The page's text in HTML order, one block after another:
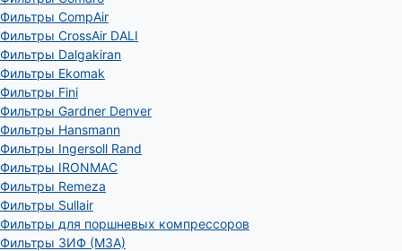
Фильтры CompAir
Фильтры CrossAir DALI
Фильтры Dalgakiran
Фильтры Ekomak
Фильтры Fini
Фильтры Gardner Denver
Фильтры Hansmann
Фильтры Ingersoll Rand
Фильтры IRONMAC
Фильтры Remeza
Фильтры Sullair
Фильтры для поршневых компрессоров
Фильтры ЗИФ (МЗА)